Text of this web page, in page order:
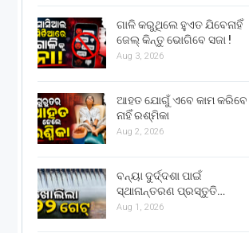
ଗାଳି କରୁଥିଲେ ହୁଏତ ଯିବେନାହିଁ
ଜେଲ୍ କିନ୍ତୁ ଭୋଗିବେ ସଜା !
Aug 3, 2026
ଆହତ ଯୋଗୁଁ ଏବେ କାମ କରିବେ
ନାହିଁ ରଶ୍ମିକା
Aug 2, 2026
ବନ୍ୟା ଦୁର୍ଦ୍ଦଶା ପାଇଁ
ସ୍ଥାନାନ୍ତରଣ ପ୍ରସ୍ତୁତି…
Aug 1, 2026